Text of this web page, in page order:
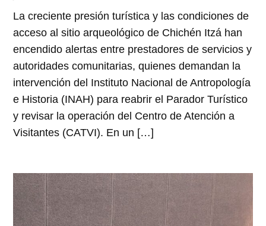
La creciente presión turística y las condiciones de
acceso al sitio arqueológico de Chichén Itzá han
encendido alertas entre prestadores de servicios y
autoridades comunitarias, quienes demandan la
intervención del Instituto Nacional de Antropología
e Historia (INAH) para reabrir el Parador Turístico
y revisar la operación del Centro de Atención a
Visitantes (CATVI). En un […]